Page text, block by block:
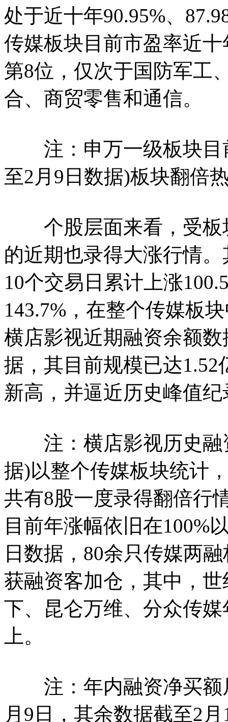
处于近十年90.95%、
传媒板块目前市盈率近
第8位，仅次于国防军工
合、商贸零售和通信
注：申万一级板块目
至2月9日数据)板块翻倍
个股层面来看，受板
的近期也录得大涨行情
10个交易日累计上涨
143.7%，在整个传媒板
横店影视近期融资余额
据，其目前规模已达1.52
新高，并逼近历史峰
注：横店影视历史融
据)以整个传媒板块统计
共有8股一度录得翻倍行
目前年涨幅依旧在100%
日数据，80余只传媒两
获融资客加仓，其中，
下、昆仑万维、分众传
上。
注：年内融资净买额
月9日，其余数据截至2